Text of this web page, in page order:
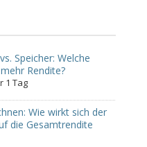
Speicher: Welche
Rendite?
1 Tag
Wie wirkt sich der
die Gesamtrendite